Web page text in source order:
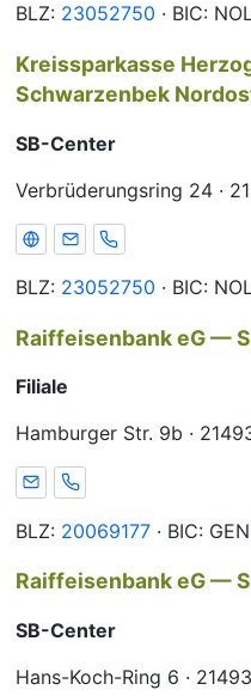
BLZ: 23052750 · BIC:
Kreissparkasse
Schwarzenbek
SB-Center
Verbrüderungsring 24 ·
Webseite
E-MailTelefon
BLZ: 23052750 · BIC:
Raiffeisenbank eG —
Filiale
Hamburger Str. 9b ·
E-MailTelefon
BLZ: 20069177· BIC:
Raiffeisenbank eG —
SB-Center
Hans-Koch-Ring 6 ·